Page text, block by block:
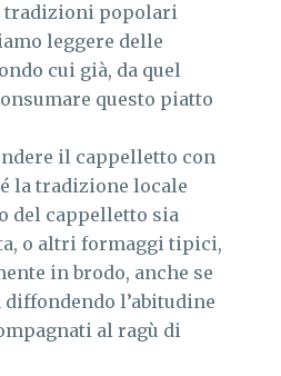
tradizioni popolari
leggere delle
cui già, da quel
questo piatto
il cappelletto con
la tradizione locale
del cappelletto sia
o altri formaggi tipici,
in brodo, anche se
l’abitudine
al ragù di